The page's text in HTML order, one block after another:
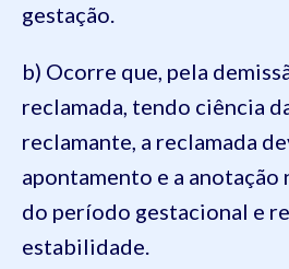
gestação.
b) Ocorre que, pela
reclamada, tendo ciência
reclamante, a reclamada
apontamento e a anotação
do período gestacional e
estabilidade.